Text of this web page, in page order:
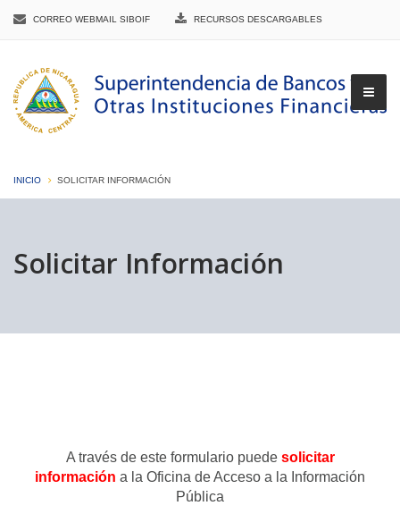
CORREO WEBMAIL SIBOIF RECURSOS DESCARGABLES
INICIO SOLICITAR INFORMACIÓN
Solicitar Información
A través de este formulario puede solicitar
información a la Oficina de Acceso a la Información
Pública